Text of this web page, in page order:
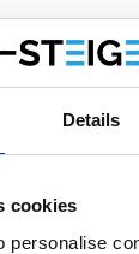
Details
cookies
personalise
Excl. Btw
1-3